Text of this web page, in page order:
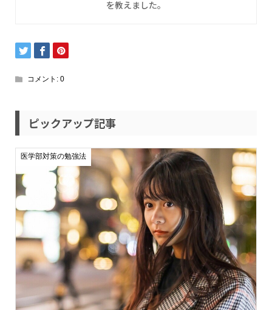
を教えました。
コメント: 0
ピックアップ記事
医学部対策の勉強法